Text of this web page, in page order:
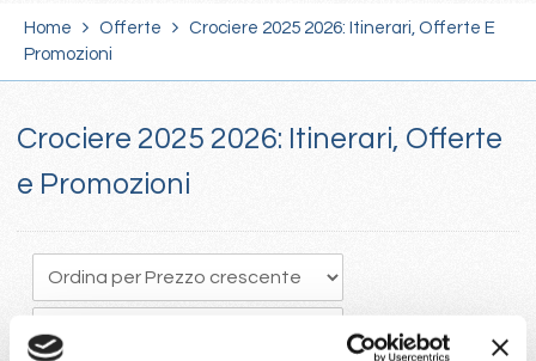
Home Offerte
Crociere 2025 2026: Itinerari, Offerte E
Promozioni
Crociere 2025 2026: Itinerari, Offerte
e Promozioni